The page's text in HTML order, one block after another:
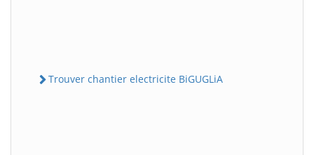
Trouver chantier electricite BiGUGLiA